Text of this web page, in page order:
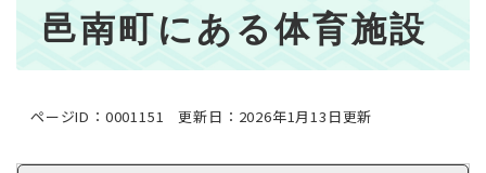
邑南町にある体育施設
ページID：0001151 更新日：2026年1月13日更新